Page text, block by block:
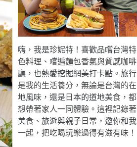
嗨，我是珍妮特！喜歡品嚐台灣特
色料理、嚐遍麵包香氣與質感咖啡
廳，也熱愛挖掘網美打卡點。旅行
是我的生活養分，無論是台灣的在
地風味，還是日本的道地美食，都
想帶著家人一同體驗。這裡記錄著
美食、旅遊與親子日常，邀你和我
一起，把吃喝玩樂過得有滋有味！